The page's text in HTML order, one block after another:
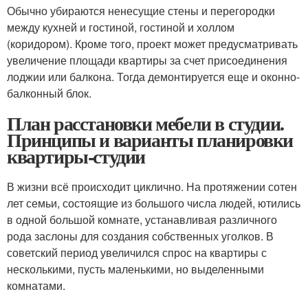
Обычно убираются ненесущие стены и перегородки
между кухней и гостиной, гостиной и холлом
(коридором). Кроме того, проект может предусматривать
увеличение площади квартиры за счет присоединения
лоджии или балкона. Тогда демонтируется еще и оконно-
балконный блок.
План расстановки мебели в студии.
Принципы и варианты планировки
квартиры-студии
В жизни всё происходит циклично. На протяжении сотен
лет семьи, состоящие из большого числа людей, ютились
в одной большой комнате, устанавливая различного
рода заслоны для создания собственных уголков. В
советский период увеличился спрос на квартиры с
несколькими, пусть маленькими, но выделенными
комнатами.